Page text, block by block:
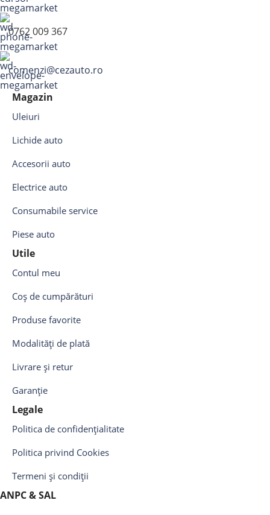
0762 009 367
comenzi@cezauto.ro
Magazin
Uleiuri
Lichide auto
Accesorii auto
Electrice auto
Consumabile service
Piese auto
Utile
Contul meu
Coș de cumpărături
Produse favorite
Modalități de plată
Livrare și retur
Garanție
Legale
Politica de confidențialitate
Politica privind Cookies
Termeni și condiții
ANPC & SAL